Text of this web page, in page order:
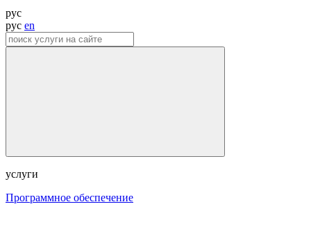
рус
рус en
услуги
Программное обеспечение